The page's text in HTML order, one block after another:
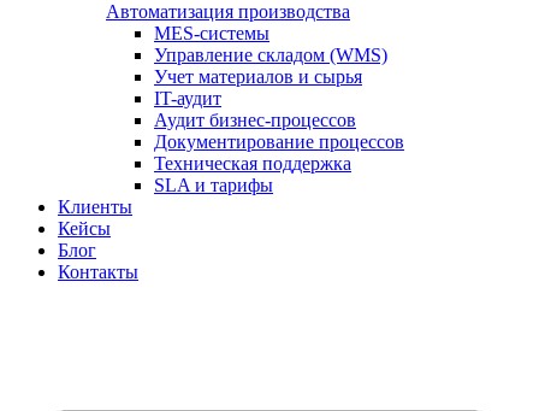
Автоматизация производства
MES-системы
Управление складом (WMS)
Учет материалов и сырья
IT-аудит
Аудит бизнес-процессов
Документирование процессов
Техническая поддержка
SLA и тарифы
Клиенты
Кейсы
Блог
Контакты